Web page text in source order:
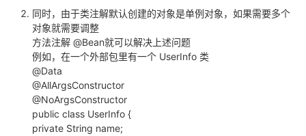
同时，由于类注解默认创建的对象是单例对象，如果需要多个
对象就需要调整
方法注解 @Bean就可以解决上述问题
例如，在一个外部包里有一个 UserInfo 类
@Data
@AllArgsConstructor
@NoArgsConstructor
public class UserInfo {
private String name;